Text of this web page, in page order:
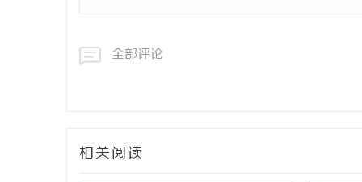
全部评论
相关阅读